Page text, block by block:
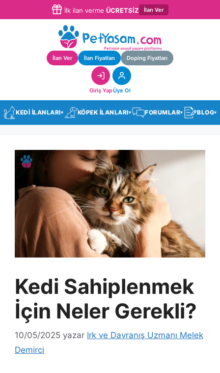
İlk ilan verme ÜCRETSİZ İlan Ver
İlan Ver İlan Fiyatları Doping Fiyatları
Giriş YapÜye Ol
KEDİ İLANLARI▾ KÖPEK İLANLARI▾ FORUMLAR▾ BLOG▾
Kedi Sahiplenmek
İçin Neler Gerekli?
10/05/2025 yazar Irk ve Davranış Uzmanı Melek
Demirci